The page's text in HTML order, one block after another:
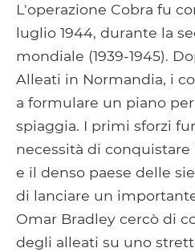
Facebook
L'operazione Cobra fu
luglio 1944, durante la
mondiale (1939-1945).
Alleati in Normandia, i
a formulare un piano
spiaggia. I primi sforzi
necessità di conquistare
e il denso paese delle
di lanciare un
Omar Bradley cercò di
degli alleati su uno